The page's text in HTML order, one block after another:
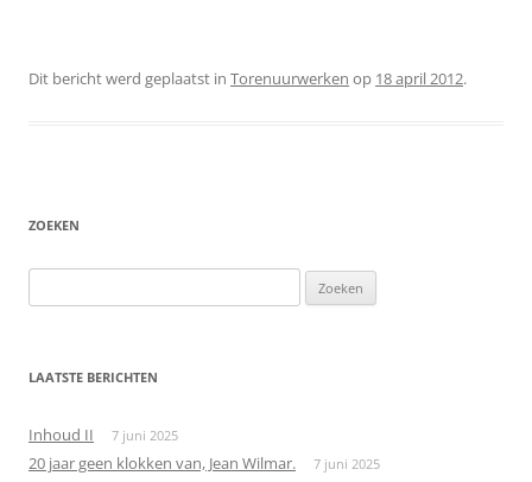
Dit bericht werd geplaatst in Torenuurwerken op 18 april 2012.
ZOEKEN
naar:
LAATSTE BERICHTEN
Inhoud II 7 juni 2025
20 jaar geen klokken van, Jean Wilmar. 7 juni 2025